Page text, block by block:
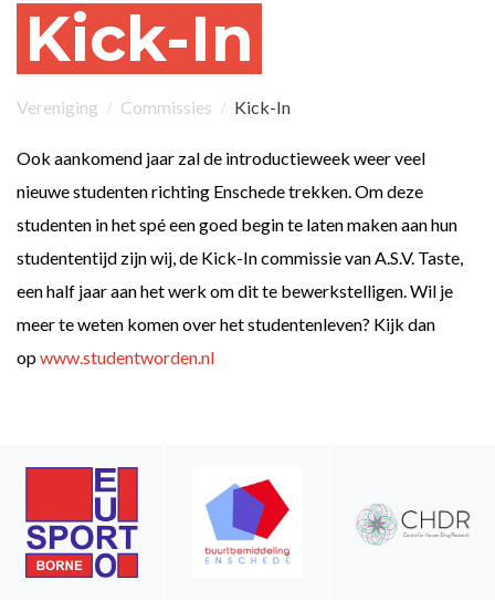
Kick-In
Vereniging Commissies Kick-In
​Ook aankomend jaar zal de introductieweek weer veel
nieuwe studenten richting Enschede trekken. Om deze
studenten in het spé een goed begin te laten maken aan hun
studententijd zijn wij, de Kick-In commissie van A.S.V. Taste,
een half jaar aan het werk om dit te bewerkstelligen. Wil je
meer te weten komen over het studentenleven? Kijk dan
opwww.studentworden.nl